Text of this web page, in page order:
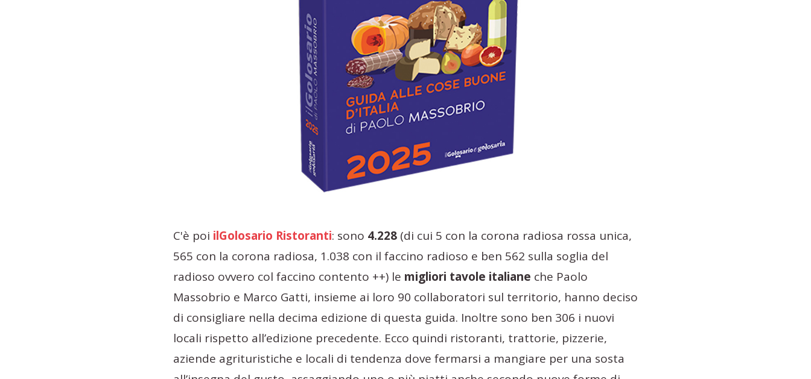
C'è poi ilGolosario Ristoranti: sono 4.228 (di cui 5 con la corona radiosa rossa unica,
565 con la corona radiosa, 1.038 con il faccino radioso e ben 562 sulla soglia del
radioso ovvero col faccino contento ++) le migliori tavole italiane che Paolo
Massobrio e Marco Gatti, insieme ai loro 90 collaboratori sul territorio, hanno deciso
di consigliare nella decima edizione di questa guida. Inoltre sono ben 306 i nuovi
locali rispetto all’edizione precedente. Ecco quindi ristoranti, trattorie, pizzerie,
aziende agrituristiche e locali di tendenza dove fermarsi a mangiare per una sosta